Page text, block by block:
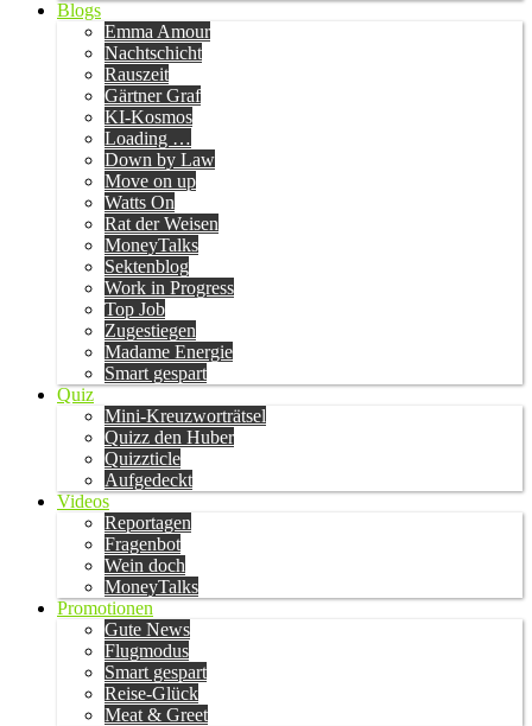
Blogs
Emma Amour
Nachtschicht
Rauszeit
Gärtner Graf
KI-Kosmos
Loading …
Down by Law
Move on up
Watts On
Rat der Weisen
MoneyTalks
Sektenblog
Work in Progress
Top Job
Zugestiegen
Madame Energie
Smart gespart
Quiz
Mini-Kreuzworträtsel
Quizz den Huber
Quizzticle
Aufgedeckt
Videos
Reportagen
Fragenbot
Wein doch
MoneyTalks
Promotionen
Gute News
Flugmodus
Smart gespart
Reise-Glück
Meat & Greet